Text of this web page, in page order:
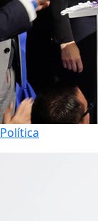
Política